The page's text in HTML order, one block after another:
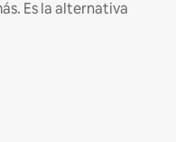
Es la alternativa